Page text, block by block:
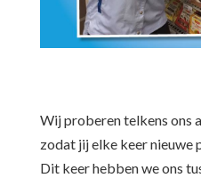
Wij proberen telkens ons
zodat jij elke keer nieuwe
Dit keer hebben we ons